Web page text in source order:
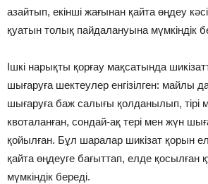
азайтып, екінші жағынан қайта өңдеу
қуатын толық пайдалануына мүмкіндік
Ішкі нарықты қорғау мақсатында
шығаруға шектеулер енгізілген: майлы
шығаруға баж салығы қолданылып, тірі
квоталанған, сондай-ақ тері мен жүн
қойылған. Бұл шаралар шикізат қорын
қайта өңдеуге бағыттап, елде қосылған
мүмкіндік береді.